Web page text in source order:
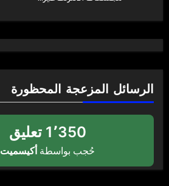
الرسائل المزعجة المحظورة
1٬350 تعليق
حُجب بواسطةأكيسميت